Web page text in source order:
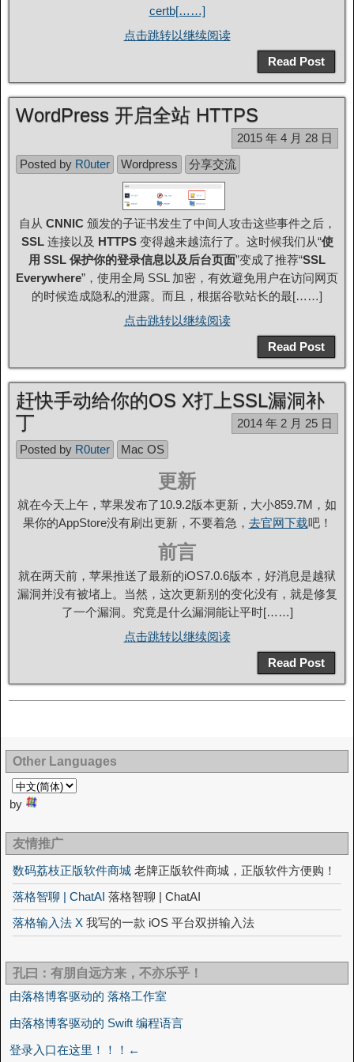
certb[……]
点击跳转以继续阅读
Read Post
WordPress 开启全站 HTTPS
2015 年 4 月 28 日
Posted by R0uter Wordpress 分享交流
自从 CNNIC颁发的子证书发生了中间人攻击这些事件之后，
SSL连接以及 HTTPS变得越来越流行了。这时候我们从“使
用 SSL 保护你的登录信息以及后台页面”变成了推荐“SSL
Everywhere”，使用全局 SSL 加密，有效避免用户在访问网页
的时候造成隐私的泄露。而且，根据谷歌站长的最[……]
点击跳转以继续阅读
Read Post
赶快手动给你的OS X打上SSL漏洞补
丁
2014 年 2 月 25 日
Posted by R0uter Mac OS
更新
就在今天上午，苹果发布了10.9.2版本更新，大小859.7M，如
果你的AppStore没有刷出更新，不要着急， 去官网下载吧！
前言
就在两天前，苹果推送了最新的iOS7.0.6版本，好消息是越狱
漏洞并没有被堵上。当然，这次更新别的变化没有，就是修复
了一个漏洞。究竟是什么漏洞能让平时[……]
点击跳转以继续阅读
Read Post
Other Languages
by
友情推广
数码荔枝正版软件商城 老牌正版软件商城，正版软件方便购！
落格智聊 | ChatAI 落格智聊 | ChatAI
落格输入法 X 我写的一款 iOS 平台双拼输入法
孔曰：有朋自远方来，不亦乐乎！
由落格博客驱动的 落格工作室
由落格博客驱动的 Swift 编程语言
登录入口在这里！！！←